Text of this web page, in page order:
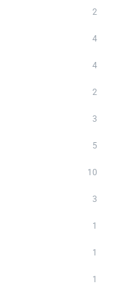
2
4
4
2
3
5
10
3
1
1
1